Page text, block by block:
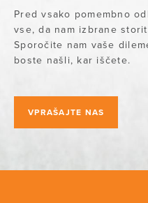
Pred vsako pomembno
vse, da nam izbrane
Sporočite nam vaše
boste našli, kar iščete.
VPRAŠAJTE NAS